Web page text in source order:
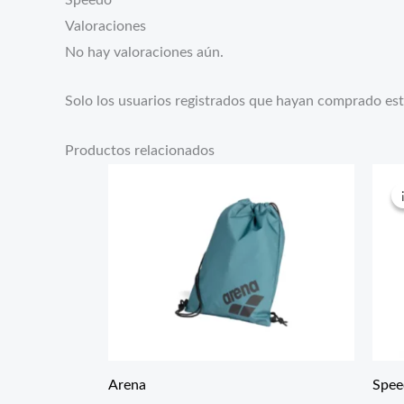
Valoraciones
No hay valoraciones aún.
Solo los usuarios registrados que hayan comprado
Productos relacionados
Arena